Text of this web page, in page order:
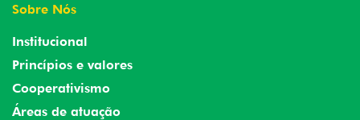
Sobre Nós
Institucional
Princípios e valores
Cooperativismo
Áreas de atuação